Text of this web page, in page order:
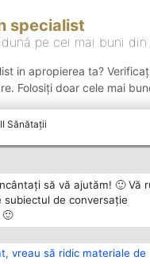
Sănătații
să vă ajutăm! 🙂 Vă
subiectul de conversație
vreau să ridic materiale de
specialist
pe cei mai buni
in apropierea ta?
Folosiți doar cele mai
Plebiscyt